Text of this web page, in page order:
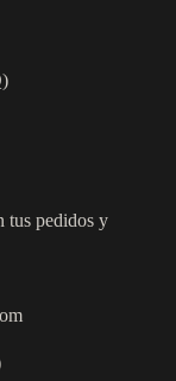
tus pedidos y